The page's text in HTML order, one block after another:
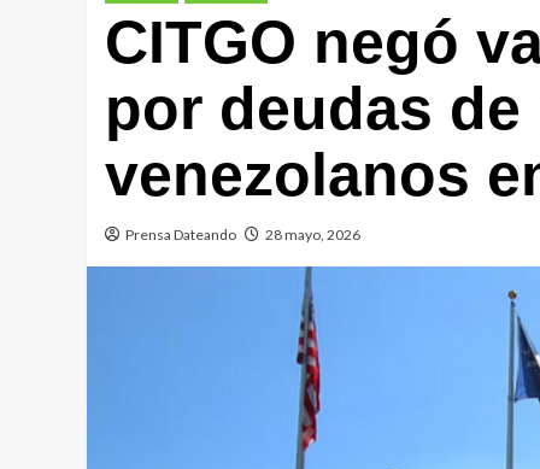
CITGO negó
por deudas
venezolanos
Prensa Dateando 28 mayo, 2026